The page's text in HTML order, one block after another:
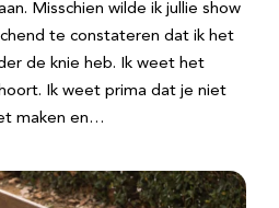
Misschien wilde ik jullie show
te constateren dat ik het
de knie heb. Ik weet het
Ik weet prima dat je niet
maken en…